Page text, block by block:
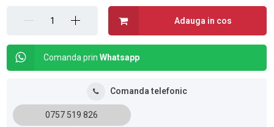
Adauga in cos
Comanda prinWhatsapp
Comanda telefonic
0757 519 826